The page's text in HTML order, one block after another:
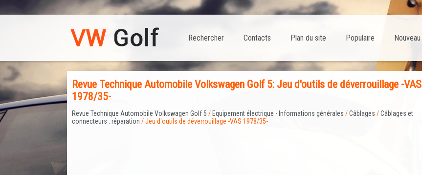
Nouveau
Populaire
Plan du site
Contacts
Rechercher
Revue Technique Automobile Volkswagen Golf 5: Jeu d'outils de déverrouillage -VAS
1978/35-
Revue Technique Automobile Volkswagen Golf 5 / Equipement électrique - Informations générales /Câblages /Câblages et
connecteurs : réparation / Jeu d'outils de déverrouillage -VAS 1978/35-